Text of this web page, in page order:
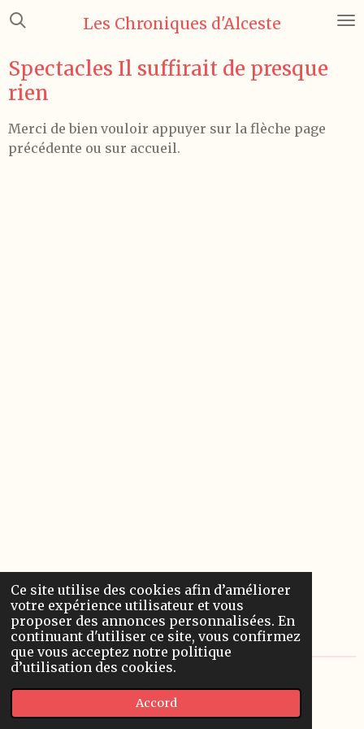
Ce site utilise des cookies afin d’améliorer
votre expérience utilisateur et vous
proposer des annonces personnalisées. En
continuant d'utiliser ce site, vous confirmez
que vous acceptez notre politique
d’utilisation des cookies.
Accord
Passer
principal
Les Chroniques d'Alceste
Spectacles Il suffirait de presque
rien
Merci de bien vouloir appuyer sur la flèche page
précédente ou sur accueil.